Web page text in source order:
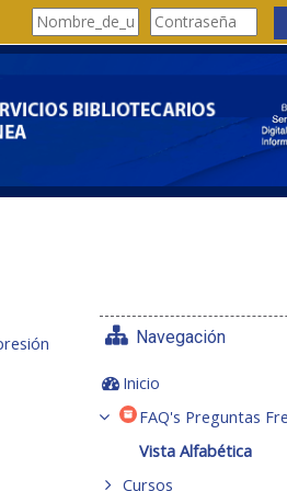
Navegación
Inicio
FAQ's Preguntas
Vista Alfabética
Cursos